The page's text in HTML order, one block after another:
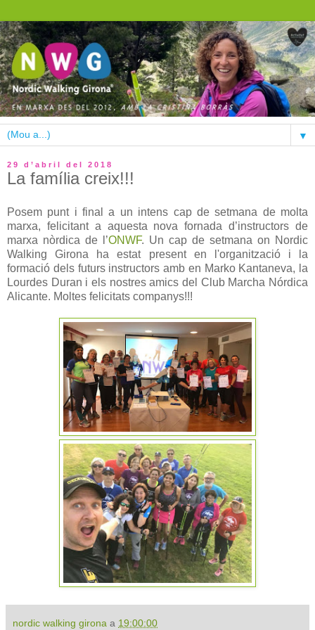
▼
29 d’abril del 2018
La família creix!!!
Posem punt i final a un intens cap de setmana de molta
marxa, felicitant a aquesta nova fornada d’instructors de
marxa nòrdica de l’ONWF. Un cap de setmana on Nordic
Walking Girona ha estat present en l'organització i la
formació dels futurs instructors amb en Marko Kantaneva, la
Lourdes Duran i els nostres amics del Club Marcha Nórdica
Alicante. Moltes felicitats companys!!!
nordic walking girona a 19:00:00